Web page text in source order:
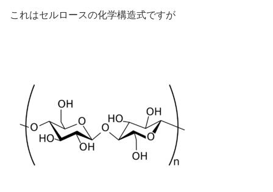
これはセルロースの化学構造式ですが